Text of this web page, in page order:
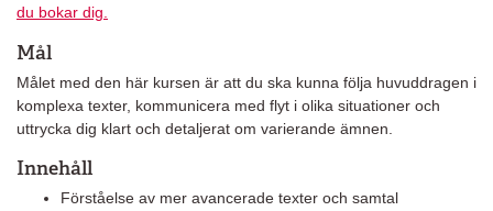
du bokar dig.
Mål
Målet med den här kursen är att du ska kunna följa huvuddragen i
komplexa texter, kommunicera med flyt i olika situationer och
uttrycka dig klart och detaljerat om varierande ämnen.
Innehåll
Förståelse av mer avancerade texter och samtal